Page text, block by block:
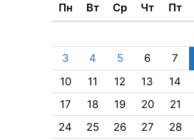
Пн Вт Ср Чт Пт
3
4 5 6 7
10
11 12 13 14
17
18 19 20 21
24
25 26 27 28